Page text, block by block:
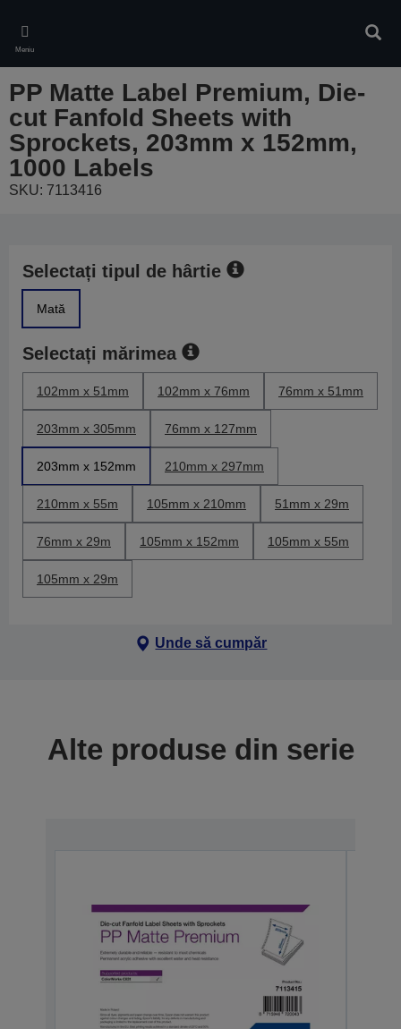
main
content
Meniu
PP Matte Label Premium, Die-
cut Fanfold Sheets with
Sprockets, 203mm x 152mm,
1000 Labels
SKU: 7113416
Selectați tipul de hârtie
Mată
Selectați mărimea
102mm x 51mm 102mm x 76mm 76mm x 51mm
203mm x 305mm 76mm x 127mm
203mm x 152mm 210mm x 297mm
210mm x 55m 105mm x 210mm 51mm x 29m
76mm x 29m 105mm x 152mm 105mm x 55m
105mm x 29m
Unde să cumpăr
Alte produse din serie